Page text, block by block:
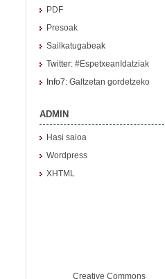
PDF
Presoak
Sailkatugabeak
Twitter: #EspetxeanIdatziak
Info7: Galtzetan gordetzeko
ADMIN
Hasi saioa
Wordpress
XHTML
Creative Commons